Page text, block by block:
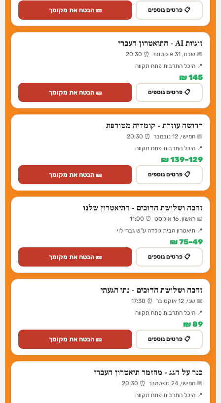
📋 פרטים נוספים 🎫 הבטח את מקומך
זוגיות AI - התיאטרון העברי
📅 שבת, 31 אוקטובר ⏰ 20:30
📍 היכל התרבות פתח תקווה
145 ₪
📋 פרטים נוספים 🎫 הבטח את מקומך
דרושה עוזרת - קומדיה מטורפת
📅 חמישי, 12 נובמבר ⏰ 20:30
📍 היכל התרבות פתח תקווה
129–139 ₪
📋 פרטים נוספים 🎫 הבטח את מקומך
זהבה ושלושת הדובים - התיאטרון שלנו
📅 ראשון, 16 אוגוסט ⏰ 11:00
📍 תיאטרון הבית גולדה ע"ש גברי לוי
49–75 ₪
📋 פרטים נוספים 🎫 הבטח את מקומך
זהבה ושלושת הדובים - נתי הגעתי
📅 שני, 12 אוקטובר ⏰ 17:30
📍 היכל התרבות פתח תקווה
89 ₪
📋 פרטים נוספים 🎫 הבטח את מקומך
כנר על הגג - מחזמר תיאטרון העברי
📅 חמישי, 24 ספטמבר ⏰ 20:30
📍 היכל התרבות פתח תקווה